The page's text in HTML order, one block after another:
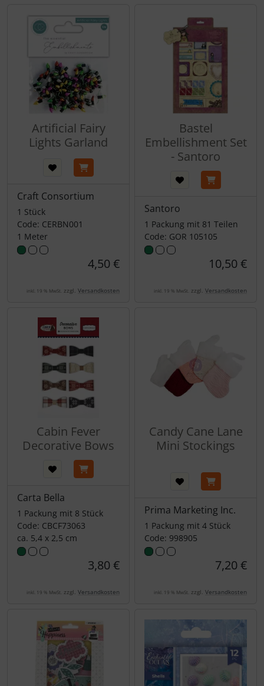
Artificial Fairy
Lights Garland
Craft Consortium
1 Stück
Code: CERBN001
1 Meter
4,50 €
inkl. 19 % MwSt. zzgl. Versandkosten
Bastel
Embellishment Set
- Santoro
Santoro
1 Packung mit 81 Teilen
Code: GOR 105105
10,50 €
inkl. 19 % MwSt. zzgl. Versandkosten
Cabin Fever
Decorative Bows
Carta Bella
1 Packung mit 8 Stück
Code: CBCF73063
ca. 5,4 x 2,5 cm
3,80 €
inkl. 19 % MwSt. zzgl. Versandkosten
Candy Cane Lane
Mini Stockings
Prima Marketing Inc.
1 Packung mit 4 Stück
Code: 998905
7,20 €
inkl. 19 % MwSt. zzgl. Versandkosten